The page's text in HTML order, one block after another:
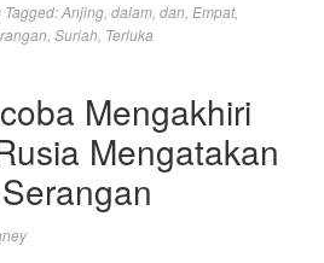
Tagged:Anjing dalam dan Empat,
Suriah Terluka
Mengakhiri
Mengatakan